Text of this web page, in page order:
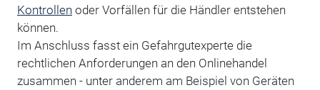
Kontrollen oder Vorfällen für die Händler entstehen
können.
Im Anschluss fasst ein Gefahrgutexperte die
rechtlichen Anforderungen an den Onlinehandel
zusammen - unter anderem am Beispiel von Geräten